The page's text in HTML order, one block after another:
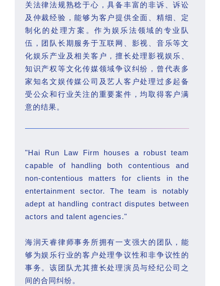
关法律法规熟稔于心，具备丰富的非诉、诉讼
及仲裁经验，能够为客户提供全面、精细、定
制化的处理方案。作为娱乐法领域的专业队
伍，团队长期服务于互联网、影视、音乐等文
化娱乐产业及相关客户，擅长处理影视娱乐、
知识产权等文化传媒领域争议纠纷，曾代表多
家知名文娱传媒公司及艺人客户处理过多起备
受公众和行业关注的重要案件，均取得客户满
意的结果。
"Hai Run Law Firm houses a robust team
capable of handling both contentious and
non-contentious matters for clients in the
entertainment sector. The team is notably
adept at handling contract disputes between
actors and talent agencies."
海润天睿律师事务所拥有一支强大的团队，能
够为娱乐行业的客户处理争议性和非争议性的
事务。该团队尤其擅长处理演员与经纪公司之
间的合同纠纷。